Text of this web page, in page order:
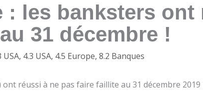
: les banksters ont
31 décembre !
USA, 4.3 USA, 4.5 Europe, 8.2 Banques
réussi à ne pas faire faillite au 31 décembre